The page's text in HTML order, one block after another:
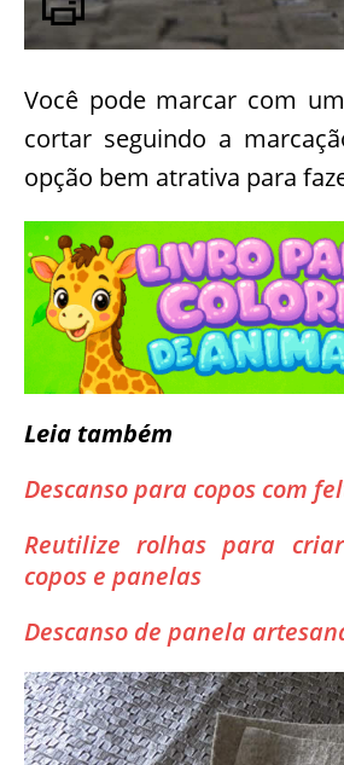
Você pode marcar com
cortar seguindo a
opção bem atrativa para
Leia também
Descanso para copos com
Reutilize rolhas para
copos e panelas
Descanso de panela